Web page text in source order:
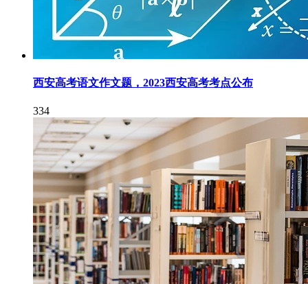
西安高考语文作文题，2023西安高考考点公布
334